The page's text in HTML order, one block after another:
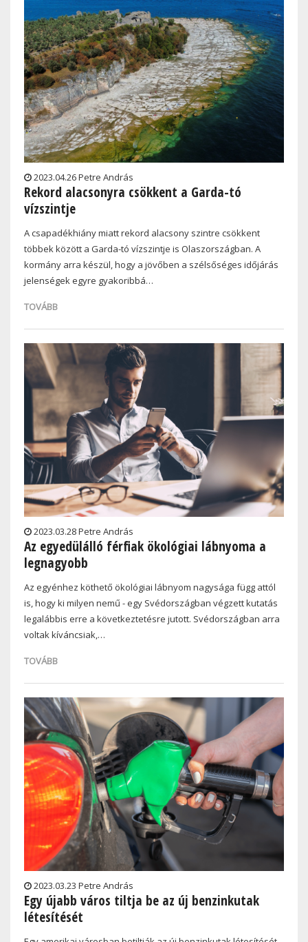
2023.04.26 Petre András
Rekord alacsonyra csökkent a Garda-tó
vízszintje
A csapadékhiány miatt rekord alacsony szintre csökkent
többek között a Garda-tó vízszintje is Olaszországban. A
kormány arra készül, hogy a jövőben a szélsőséges időjárás
jelenségek egyre gyakoribbá…
TOVÁBB
2023.03.28 Petre András
Az egyedülálló férfiak ökológiai lábnyoma a
legnagyobb
Az egyénhez köthető ökológiai lábnyom nagysága függ attól
is, hogy ki milyen nemű - egy Svédországban végzett kutatás
legalábbis erre a következtetésre jutott. Svédországban arra
voltak kíváncsiak,…
TOVÁBB
2023.03.23 Petre András
Egy újabb város tiltja be az új benzinkutak
létesítését